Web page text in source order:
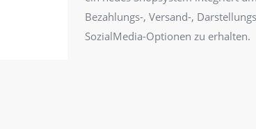
Bezahlungs-, Versand-,
SozialMedia-Optionen zu erhalten.